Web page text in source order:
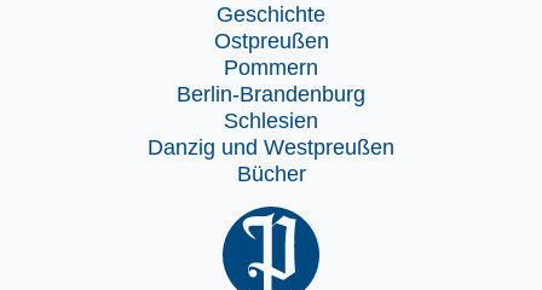
Geschichte
Ostpreußen
Pommern
Berlin-Brandenburg
Schlesien
Danzig und Westpreußen
Bücher